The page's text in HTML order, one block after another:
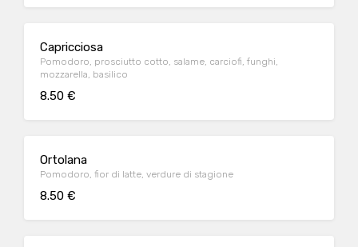
Capricciosa
Pomodoro, prosciutto cotto, salame, carciofi, funghi,
mozzarella, basilico
8.50 €
Ortolana
Pomodoro, fior di latte, verdure di stagione
8.50 €